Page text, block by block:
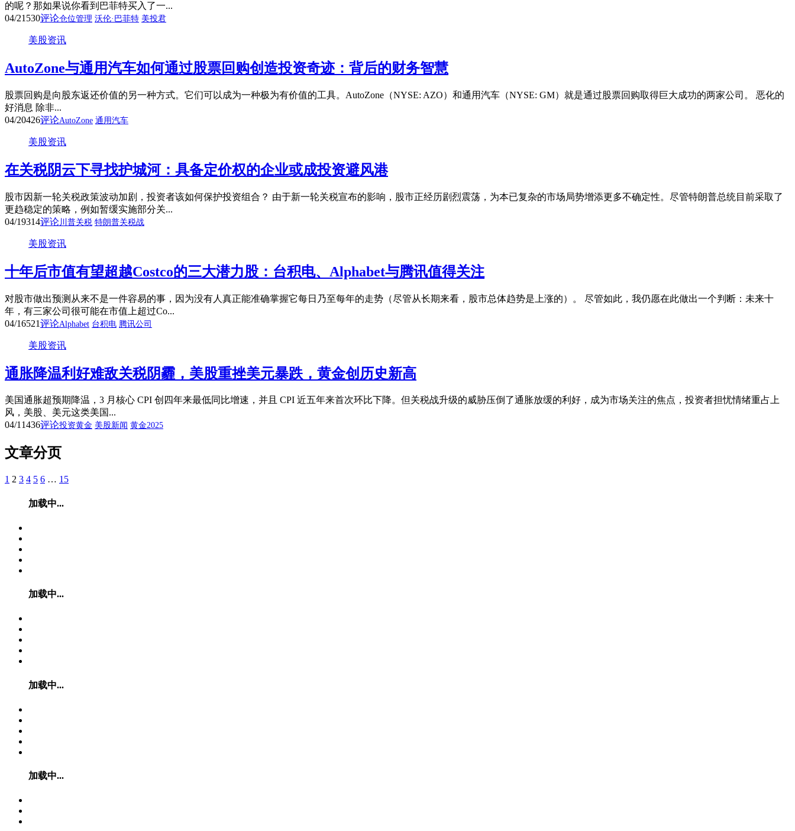
的呢？那如果说你看到巴菲特买入了一...
04/21 530评论仓位管理 沃伦·巴菲特 美投君
美股资讯
AutoZone与通用汽车如何通过股票回购创造投资奇迹：背后的财务智慧
股票回购是向股东返还价值的另一种方式。它们可以成为一种极为有价值的工具。AutoZone（NYSE: AZO）和通用汽车（NYSE: GM）就是通过股票回购取得巨大成功的两家公司。 恶化的
好消息 除非...
04/20426评论AutoZone 通用汽车
美股资讯
在关税阴云下寻找护城河：具备定价权的企业或成投资避风港
股市因新一轮关税政策波动加剧，投资者该如何保护投资组合？ 由于新一轮关税宣布的影响，股市正经历剧烈震荡，为本已复杂的市场局势增添更多不确定性。尽管特朗普总统目前采取了
更趋稳定的策略，例如暂缓实施部分关...
04/19314评论 川普关税 特朗普关税战
美股资讯
十年后市值有望超越Costco的三大潜力股：台积电、Alphabet与腾讯值得关注
对股市做出预测从来不是一件容易的事，因为没有人真正能准确掌握它每日乃至每年的走势（尽管从长期来看，股市总体趋势是上涨的）。 尽管如此，我仍愿在此做出一个判断：未来十
年，有三家公司很可能在市值上超过Co...
04/16521评论Alphabet 台积电 腾讯公司
美股资讯
通胀降温利好难敌关税阴霾，美股重挫美元暴跌，黄金创历史新高
美国通胀超预期降温，3 月核心 CPI 创四年来最低同比增速，并且 CPI 近五年来首次环比下降。但关税战升级的威胁压倒了通胀放缓的利好，成为市场关注的焦点，投资者担忧情绪重占上
风，美股、美元这类美国...
04/11436评论投资黄金 美股新闻 黄金2025
文章分页
1 2 3 4 5 6 … 15
加载中...
加载中...
加载中...
加载中...